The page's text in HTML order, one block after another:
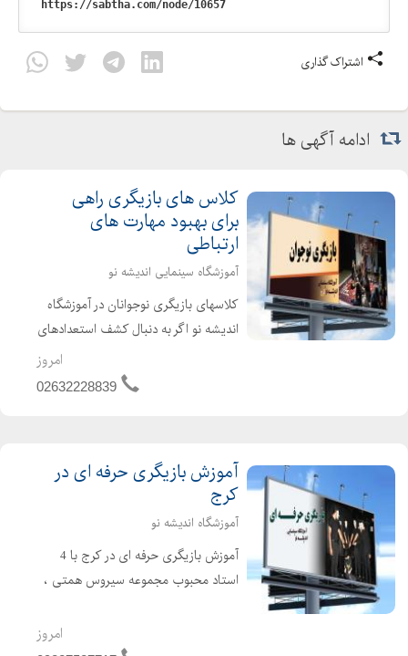
اشتراک گذاری
ادامه آگهی ها
کلاس های بازیگری راهی
برای بهبود مهارت های
ارتباطی
آموزشگاه سینمایی اندیشه نو
کلاسهای بازیگری نوجوانان در آموزشگاه
اندیشه نو اگر به دنبال کشف استعدادهای
پنهان فرزندتان هستید، کلاسهای بازیگری
نوجوانان در آموزشگاه اندیشه نو فرصتی
امروز
02632228839
آموزش بازیگری حرفه ای در
کرج
آموزشگاه اندیشه نو
آموزش بازیگری حرفه ای در کرج با 4
استاد محبوب مجموعه سیروس همتی ،
برگزاری دوره های پیشرفته بازیگری همراه
امروز